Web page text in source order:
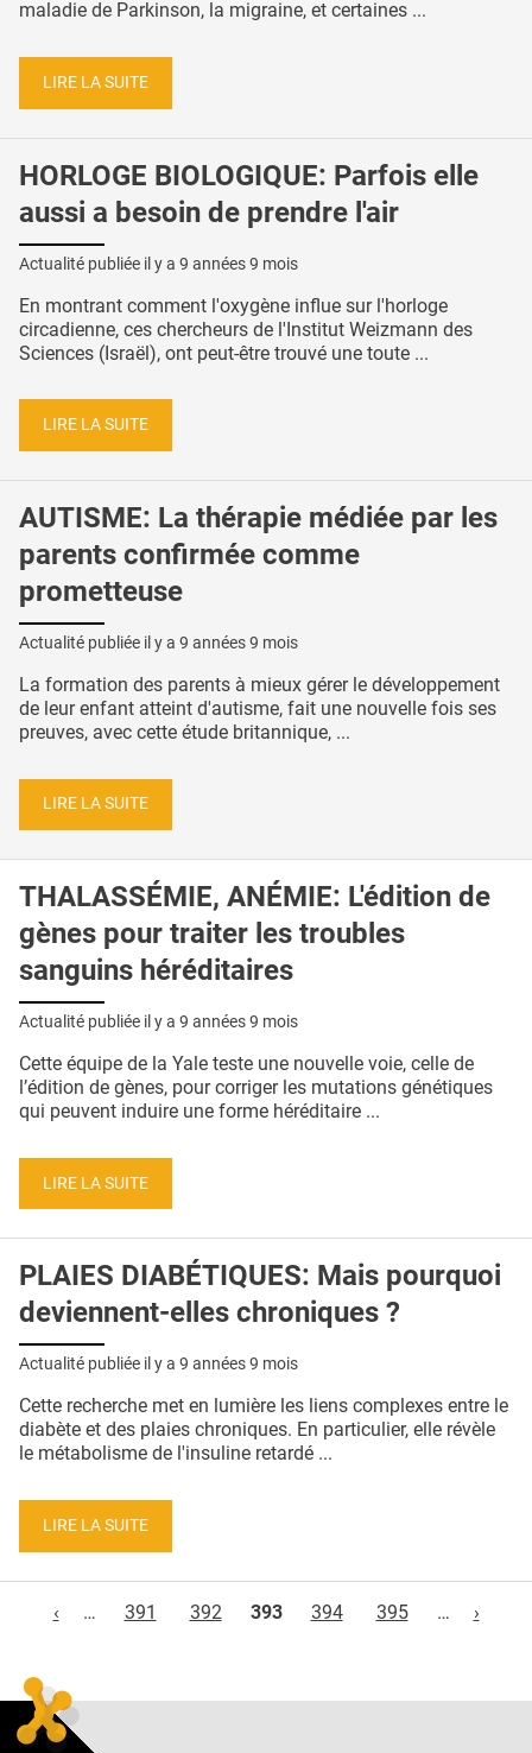
maladie de Parkinson, la migraine, et certaines ...
LIRE LA SUITE
HORLOGE BIOLOGIQUE: Parfois elle
aussi a besoin de prendre l'air
Actualité publiée il y a 9 années 9 mois
En montrant comment l'oxygène influe sur l'horloge
circadienne, ces chercheurs de l'Institut Weizmann des
Sciences (Israël), ont peut-être trouvé une toute ...
LIRE LA SUITE
AUTISME: La thérapie médiée par les
parents confirmée comme
prometteuse
Actualité publiée il y a 9 années 9 mois
La formation des parents à mieux gérer le développement
de leur enfant atteint d'autisme, fait une nouvelle fois ses
preuves, avec cette étude britannique, ...
LIRE LA SUITE
THALASSÉMIE, ANÉMIE: L'édition de
gènes pour traiter les troubles
sanguins héréditaires
Actualité publiée il y a 9 années 9 mois
Cette équipe de la Yale teste une nouvelle voie, celle de
l’édition de gènes, pour corriger les mutations génétiques
qui peuvent induire une forme héréditaire ...
LIRE LA SUITE
PLAIES DIABÉTIQUES: Mais pourquoi
deviennent-elles chroniques ?
Actualité publiée il y a 9 années 9 mois
Cette recherche met en lumière les liens complexes entre le
diabète et des plaies chroniques. En particulier, elle révèle
le métabolisme de l'insuline retardé ...
LIRE LA SUITE
‹
… 391 392 393 394 395 … ›